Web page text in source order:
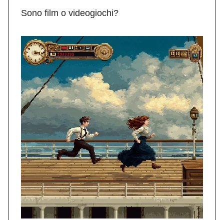
Sono film o videogiochi?